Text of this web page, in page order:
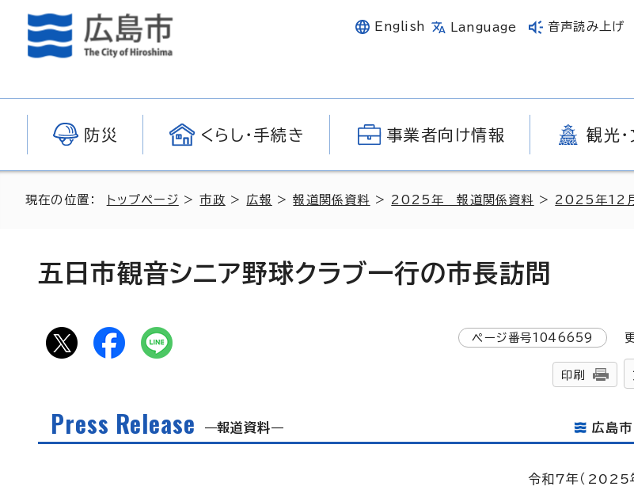
English Language 音声読み上げ
防災 くらし・手続き 事業者向け情報 観光
現在の位置： トップページ >市政 > 広報 >報道関係資料 > 2025年 報道関係資料 > 2025年12
五日市観音シニア野球クラブ一行の市長訪問
ページ番号1046659 更
印刷
Press Release 報道資料 広島
令和7年（2025